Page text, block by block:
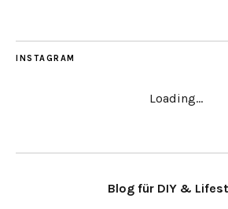
INSTAGRAM
Loading...
Blog für DIY &